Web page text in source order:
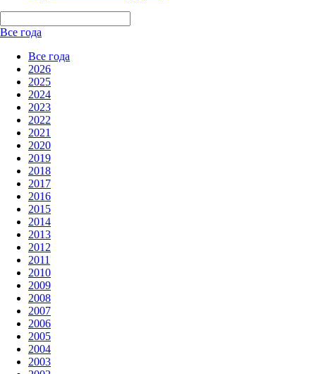
Все года
Все года
2026
2025
2024
2023
2022
2021
2020
2019
2018
2017
2016
2015
2014
2013
2012
2011
2010
2009
2008
2007
2006
2005
2004
2003